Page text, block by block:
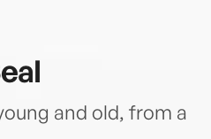
and old, from a